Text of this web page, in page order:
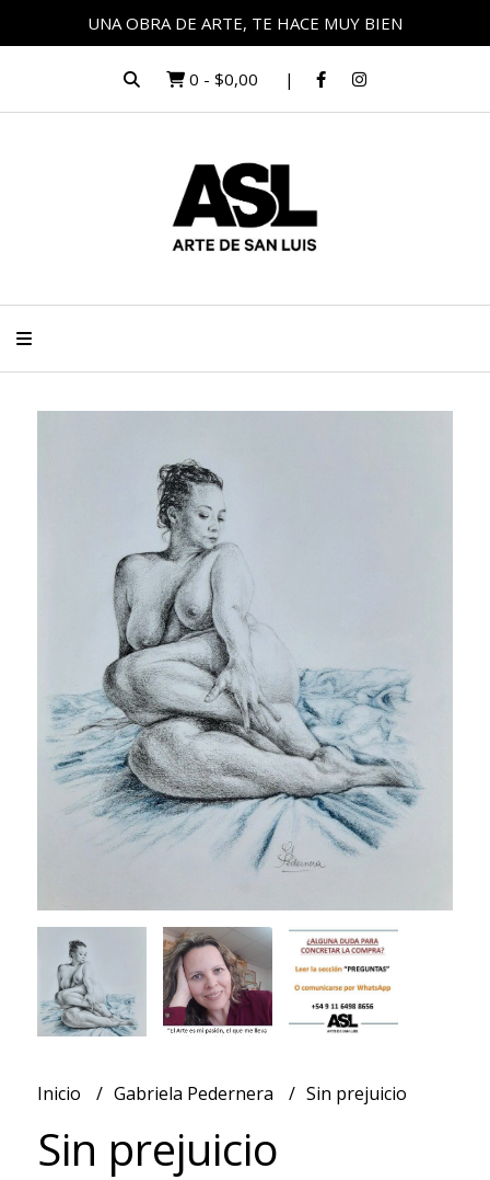
UNA OBRA DE ARTE, TE HACE MUY BIEN
0 - $0,00
Inicio Gabriela Pedernera Sin prejuicio
Sin prejuicio